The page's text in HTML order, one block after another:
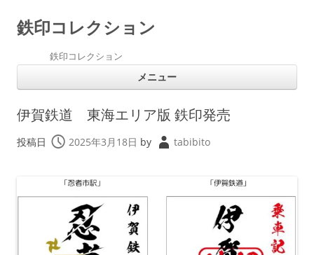
鉄印コレクション
鉄印コレクション
メニュー
伊賀鉄道 東海エリア版 鉄印発売
投稿日 2025年3月18日 by tabibito